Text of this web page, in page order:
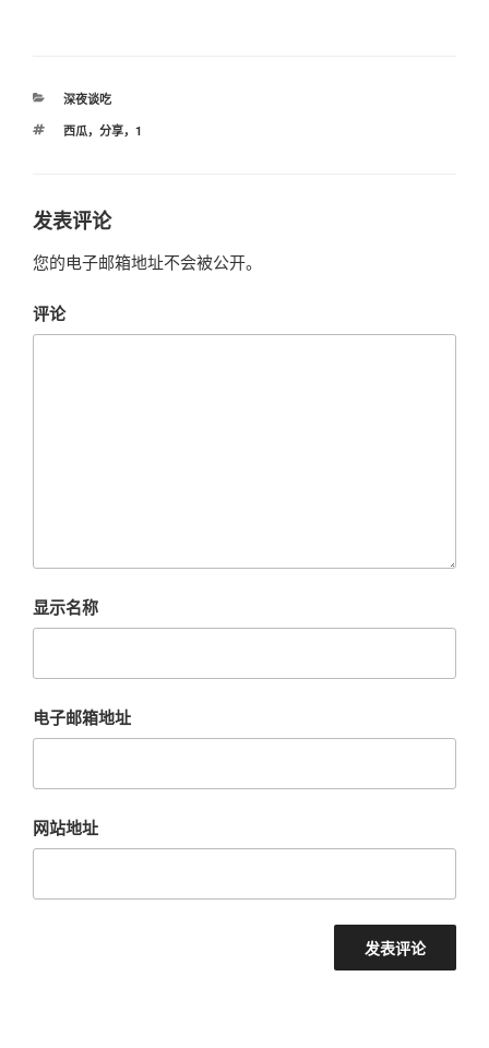
分
深夜谈吃
标
西瓜，分享，1
发表评论
您的电子邮箱地址不会被公开。
评论
显示名称
电子邮箱地址
网站地址